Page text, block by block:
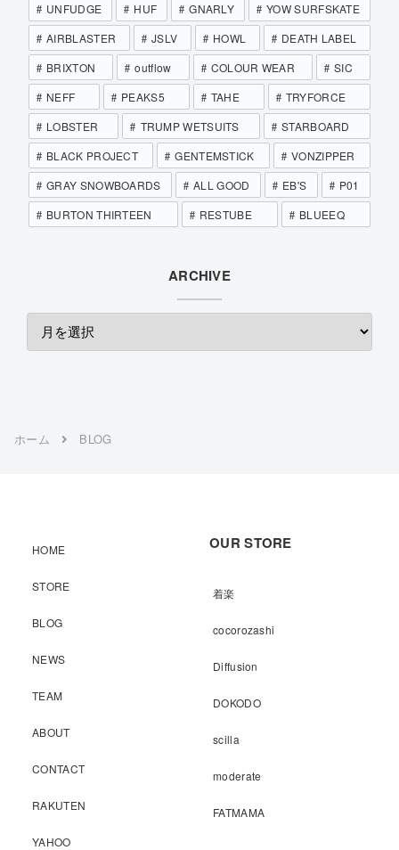
UNFUDGE
HUF GNARLY
YOW SURFSKATE
AIRBLASTER
JSLV HOWL
DEATH LABEL
BRIXTON
outflow COLOUR WEAR
SIC
NEFF
PEAKS5 TAHE
TRYFORCE
LOBSTER
TRUMP WETSUITS
STARBOARD
BLACK PROJECT
GENTEMSTICK
VONZIPPER
GRAY SNOWBOARDS
ALL GOOD EB'S
P01
BURTON THIRTEEN
RESTUBE BLUEEQ
ARCHIVE
ホーム BLOG
HOME
STORE
BLOG
NEWS
TEAM
ABOUT
CONTACT
RAKUTEN
YAHOO
OUR STORE
着楽
cocorozashi
Diffusion
DOKODO
scilla
moderate
FATMAMA